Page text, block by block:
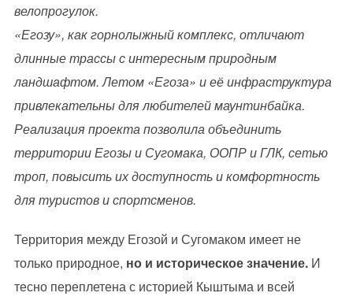
велопрогулок.
«Егозу», как горнолыжный комплекс, отличают
длинные трассы с интересным природным
ландшафтом. Летом «Егоза» и её инфраструктура
привлекательны для любителей маунтинбайка.
Реализация проекта позволила объединить
территории Егозы и Сугомака, ООПР и ГЛК, сетью
троп, повысить их доступность и комфортность
для туристов и спортсменов.
Территория между Егозой и Сугомаком имеет не
только природное, но и историческое значение.И
тесно переплетена с историей Кыштыма и всей